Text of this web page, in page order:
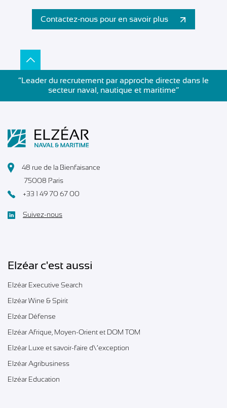
Contactez-nous pour en savoir plus
”Leader du recrutement par approche directe dans le
secteur naval, nautique et maritime”
48 rue de la Bienfaisance
75008 Paris
+33 1 49 70 67 00
Suivez-nous
Elzéar c'est aussi
Elzéar Executive Search
Elzéar Wine & Spirit
Elzéar Défense
Elzéar Afrique, Moyen-Orient et DOM TOM
Elzéar Luxe et savoir-faire d\’exception
Elzéar Agribusiness
Elzéar Education